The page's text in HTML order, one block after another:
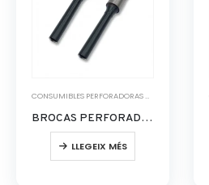
CONSUMIBLES PERFORADORAS DE PAPEL
BROCAS PERFORADORA DE PAPEL 5
LLEGEIX MÉS